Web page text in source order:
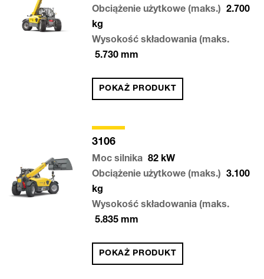
Obciążenie użytkowe (maks.)
2.700
kg
Wysokość składowania (maks.
5.730 mm
POKAŻ PRODUKT
3106
Moc silnika 82 kW
Obciążenie użytkowe (maks.)
3.100
kg
Wysokość składowania (maks.
5.835 mm
POKAŻ PRODUKT